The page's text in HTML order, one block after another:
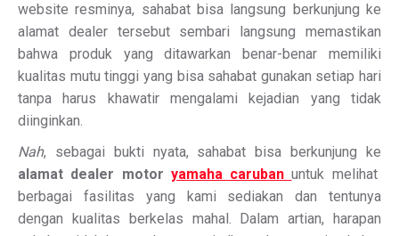
website resminya, sahabat bisa langsung berkunjung ke
alamat dealer tersebut sembari langsung memastikan
bahwa produk yang ditawarkan benar-benar memiliki
kualitas mutu tinggi yang bisa sahabat gunakan setiap hari
tanpa harus khawatir mengalami kejadian yang tidak
diinginkan.
Nah, sebagai bukti nyata, sahabat bisa berkunjung ke
alamat dealer motor yamaha carubanuntuk melihat
berbagai fasilitas yang kami sediakan dan tentunya
dengan kualitas berkelas mahal. Dalam artian, harapan